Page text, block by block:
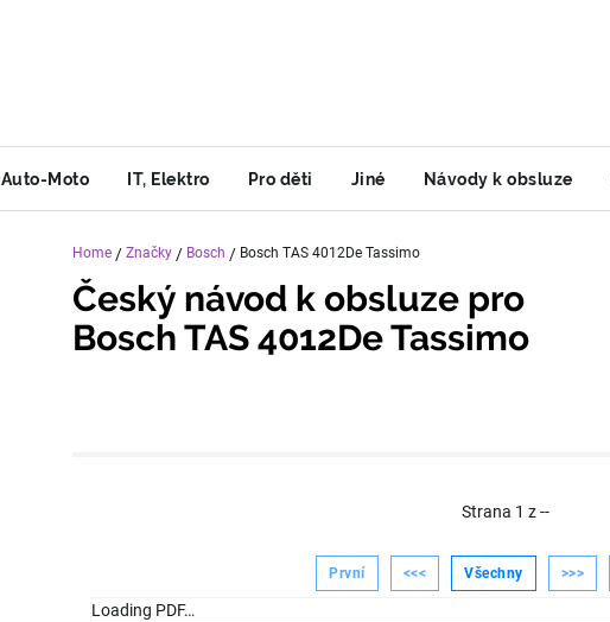
Auto-Moto IT, Elektro Pro děti Jiné Návody k obsluze
Home / Značky / Bosch / Bosch TAS 4012De Tassimo
Český návod k obsluze pro
Bosch TAS 4012De Tassimo
Strana 1 z--
První <<< Všechny >>>
Loading PDF…